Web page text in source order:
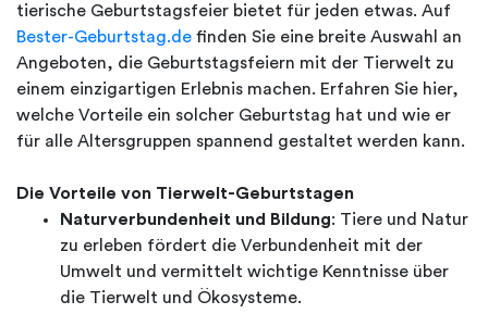
tierische Geburtstagsfeier bietet für jeden etwas. Auf
Bester-Geburtstag.de finden Sie eine breite Auswahl an
Angeboten, die Geburtstagsfeiern mit der Tierwelt zu
einem einzigartigen Erlebnis machen. Erfahren Sie hier,
welche Vorteile ein solcher Geburtstag hat und wie er
für alle Altersgruppen spannend gestaltet werden kann.
Die Vorteile von Tierwelt-Geburtstagen
Naturverbundenheit und Bildung: Tiere und Natur
zu erleben fördert die Verbundenheit mit der
Umwelt und vermittelt wichtige Kenntnisse über
die Tierwelt und Ökosysteme.